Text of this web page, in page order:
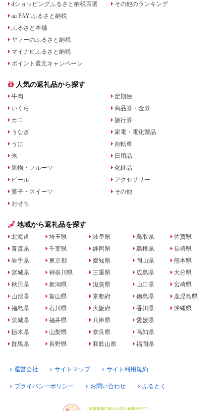
dショッピングふるさと納税百選
au PAY ふるさと納税
ふるさと本舗
ヤフーのふるさと納税
マイナビふるさと納税
ポイント還元キャンペーン
その他のランキング
人気の返礼品から探す
牛肉
いくら
カニ
うなぎ
うに
米
果物・フルーツ
ビール
菓子・スイーツ
おせち
定期便
商品券・金券
旅行券
家電・電化製品
自転車
日用品
化粧品
アクセサリー
その他
地域から返礼品を探す
北海道
青森県
岩手県
宮城県
秋田県
山形県
福島県
茨城県
栃木県
群馬県
埼玉県
千葉県
東京都
神奈川県
新潟県
富山県
石川県
福井県
山梨県
長野県
岐阜県
静岡県
愛知県
三重県
滋賀県
京都府
大阪府
兵庫県
奈良県
和歌山県
鳥取県
島根県
岡山県
広島県
山口県
徳島県
香川県
愛媛県
高知県
福岡県
佐賀県
長崎県
熊本県
大分県
宮崎県
鹿児島県
沖縄県
運営会社 サイトマップ サイト利用規約
プライバシーポリシー お問い合わせ ふるとく